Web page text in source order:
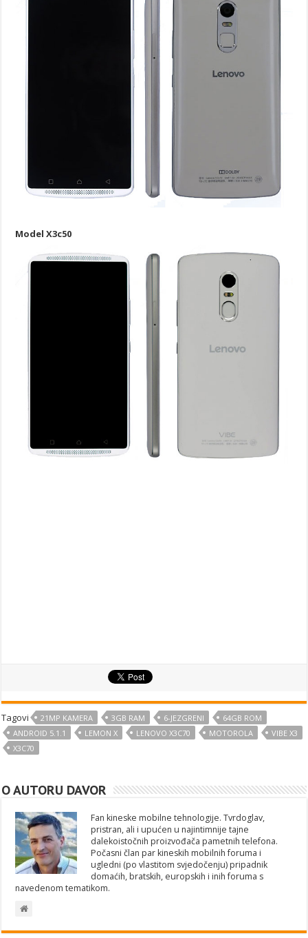
Model X3c50
Tagovi 21MP KAMERA 3GB RAM 6-JEZGRENI
64GB ROM
ANDROID 5.1.1
LEMON X LENOVO X3C70 MOTOROLA
VIBE X3
X3C70
O AUTORU DAVOR
Fan kineske mobilne tehnologije. Tvrdoglav,
pristran, ali i upućen u najintimnije tajne
dalekoistočnih proizvođača pametnih telefona.
Počasni član par kineskih mobilnih foruma i
ugledni (po vlastitom svjedočenju) pripadnik
domaćih, bratskih, europskih i inih foruma s
navedenom tematikom.